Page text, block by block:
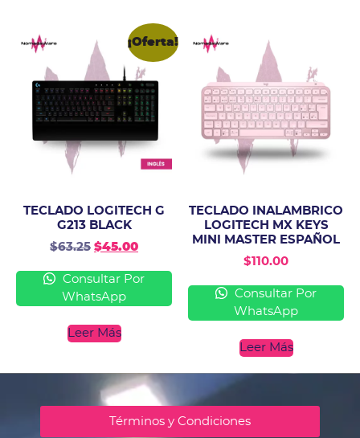
¡Oferta!
TECLADO LOGITECH G
G213 BLACK
$63.25 $45.00
Consultar Por
WhatsApp
Leer Más
TECLADO INALAMBRICO
LOGITECH MX KEYS
MINI MASTER ESPAÑOL
$110.00
Consultar Por
WhatsApp
Leer Más
Términos y Condiciones